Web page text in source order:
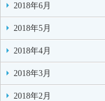
2018年6月
2018年5月
2018年4月
2018年3月
2018年2月